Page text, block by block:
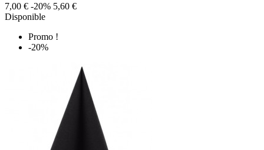
7,00 € -20% 5,60 €
Disponible
Promo !
-20%